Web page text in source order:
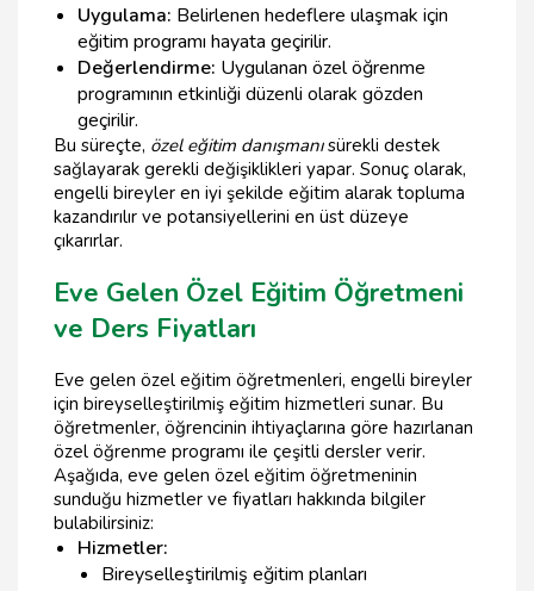
Uygulama: Belirlenen hedeflere ulaşmak için
eğitim programı hayata geçirilir.
Değerlendirme: Uygulanan özel öğrenme
programının etkinliği düzenli olarak gözden
geçirilir.
Bu süreçte, özel eğitim danışmanısürekli destek
sağlayarak gerekli değişiklikleri yapar. Sonuç olarak,
engelli bireyler en iyi şekilde eğitim alarak topluma
kazandırılır ve potansiyellerini en üst düzeye
çıkarırlar.
Eve Gelen Özel Eğitim Öğretmeni
ve Ders Fiyatları
Eve gelen özel eğitim öğretmenleri, engelli bireyler
için bireyselleştirilmiş eğitim hizmetleri sunar. Bu
öğretmenler, öğrencinin ihtiyaçlarına göre hazırlanan
özel öğrenme programı ile çeşitli dersler verir.
Aşağıda, eve gelen özel eğitim öğretmeninin
sunduğu hizmetler ve fiyatları hakkında bilgiler
bulabilirsiniz:
Hizmetler:
Bireyselleştirilmiş eğitim planları